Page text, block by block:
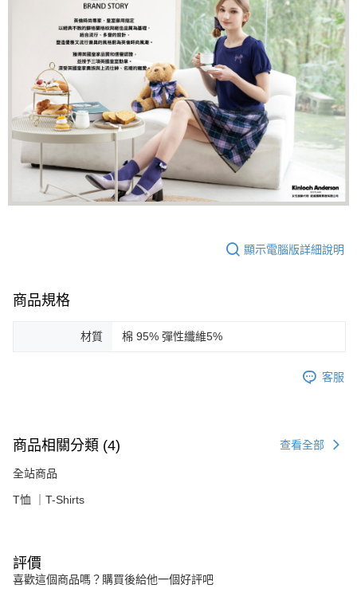
顯示電腦版詳細說明
商品規格
材質 棉 95% 彈性纖維5%
客服
商品相關分類 (4) 查看全部
全站商品
T恤 ｜T-Shirts
評價
喜歡這個商品嗎？購買後給他一個好評吧